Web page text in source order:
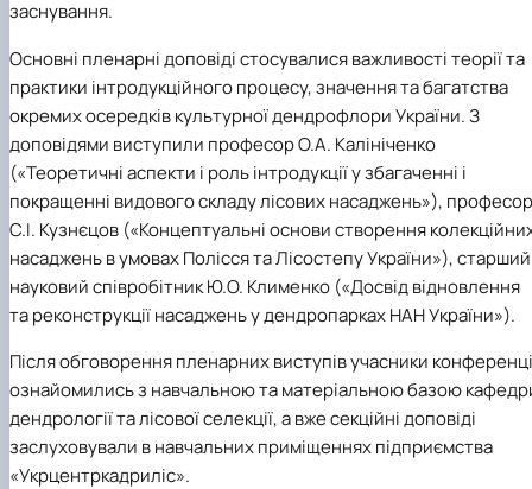
заснування.
Основні пленарні доповіді стосувалися важливості теорії та
практики інтродукційного процесу, значення та багатства
окремих осередків культурної дендрофлори України. З
доповідями виступили професор О.А. Калініченко
(«Теоретичні аспекти і роль інтродукції у збагаченні і
покращенні видового складу лісових насаджень»), професор
С.І. Кузнєцов («Концептуальні основи створення
насаджень в умовах Полісся та Лісостепу України»), старший
науковий співробітник Ю.О. Клименко («Досвід відновлення
та реконструкції насаджень у дендропарках НАН України»).
Після обговорення пленарних виступів учасники
ознайомились з навчальною та матеріальною базою
дендрології та лісової селекції, а вже секційні доповіді
заслуховували в навчальних приміщеннях підприємства
«Укрцентркадриліс».